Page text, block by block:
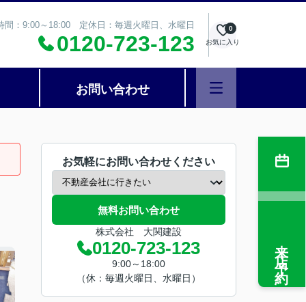
間：9:00～18:00 定休日：毎週火曜日、水曜日
0120-723-123 お気に入り
0
お問い合わせ
お気軽にお問い合わせください
無料お問い合わせ
株式会社 大関建設
0120-723-123
9:00～18:00
（休：毎週火曜日、水曜日）
来店予約